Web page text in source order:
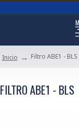
Inicio Filtro ABE1 - BLS
FILTRO ABE1 - BLS